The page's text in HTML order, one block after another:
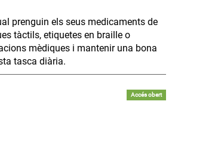
prenguin els seus medicaments de
tàctils, etiquetes en braille o
mèdiques i mantenir una bona
tasca diària.
Accés obert